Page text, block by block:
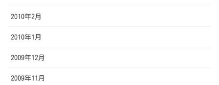
2010年2月
2010年1月
2009年12月
2009年11月